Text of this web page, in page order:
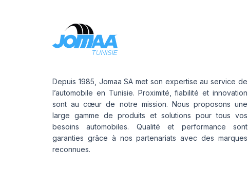
Depuis 1985, Jomaa SA met son expertise au service de
l’automobile en Tunisie. Proximité, fiabilité et innovation
sont au cœur de notre mission. Nous proposons une
large gamme de produits et solutions pour tous vos
besoins automobiles. Qualité et performance sont
garanties grâce à nos partenariats avec des marques
reconnues.